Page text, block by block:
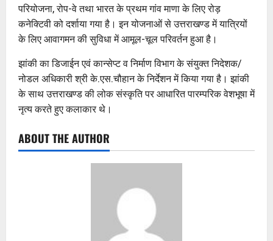
परियोजना, रोप-वे तथा भारत के प्रथम गांव माणा के लिए रोड़
कनेक्टिवी को दर्शाया गया है। इन योजनाओं से उत्तराखण्ड में यात्रियों
के लिए आवागमन की सुविधा में आमूल-चूल परिवर्तन हुआ है।
झांकी का डिजाईन एवं कान्सेप्ट व निर्माण विभाग के संयुक्त निदेशक/
नोडल अधिकारी श्री के.एस.चौहान के निर्देशन में किया गया है। झांकी
के साथ उत्तराखण्ड की लोक संस्कृति पर आधारित पारम्परिक वेशभूषा में
नृत्य करते हुए कलाकार थे।
ABOUT THE AUTHOR